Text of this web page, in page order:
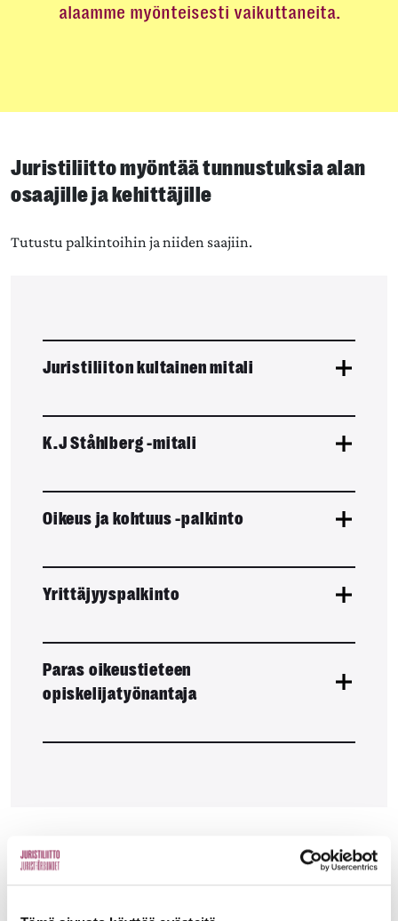
alaamme myönteisesti vaikuttaneita.
Juristiliitto myöntää tunnustuksia alan
osaajille ja kehittäjille
Tutustu palkintoihin ja niiden saajiin.
Juristiliiton kultainen mitali
K.J Ståhlberg -mitali
Oikeus ja kohtuus -palkinto
Yrittäjyyspalkinto
Paras oikeustieteen
opiskelijatyönantaja